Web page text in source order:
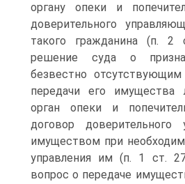
органу опеки и
доверительного
такого гражданина (п.
решение суда о
безвестно
передачи его
орган опеки и
договор доверительного
имуществом при
управления им (п. 1 ст.
вопрос о передаче